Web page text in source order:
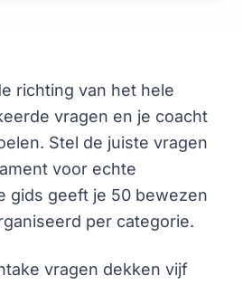
richting van het hele
vragen en je coacht
Stel de juiste vragen
voor echte
gids geeft je 50 bewezen
per categorie.
vragen dekken vijf